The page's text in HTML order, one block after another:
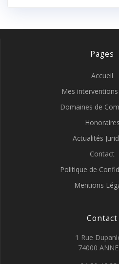
Pages
Accueil
Mes
Domaines de
Honoraires
Actualités
Contact
Politique de
Mentions
Contact
1 Rue
74000